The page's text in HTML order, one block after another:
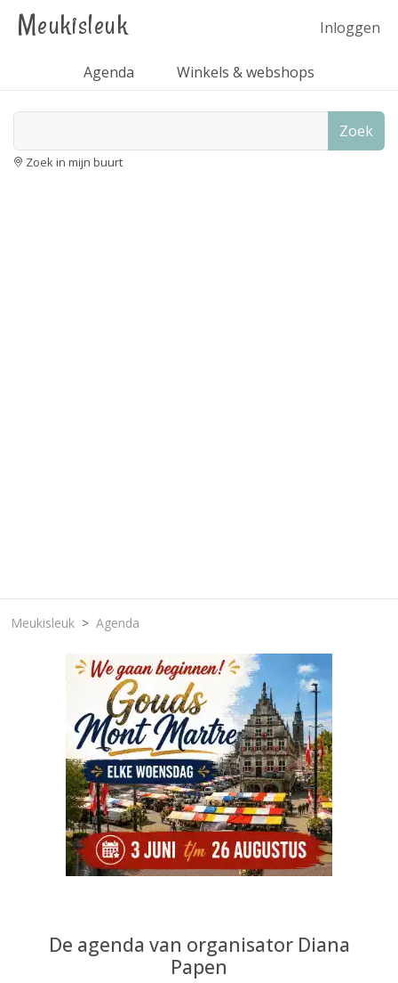
Meukisleuk Inloggen
Agenda Winkels & webshops
Zoek
Zoek in mijn buurt
Meukisleuk Agenda
De agenda van organisator Diana
Papen